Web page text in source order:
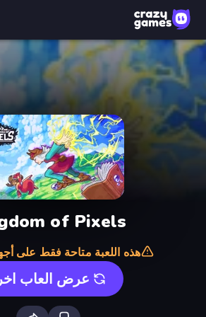
of Pixels
هذه اللعبة متاحة فقط على
عرض العاب